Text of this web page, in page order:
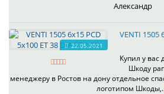
Александр
22.05.2021
VENTI 1505
Купил у вас
Шкоду
менеджеру в Ростов на дону отдельное
логотипом